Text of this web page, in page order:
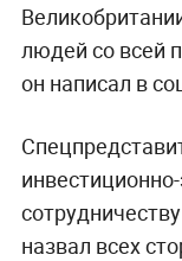
людей со всей
он написал в
назвал всех